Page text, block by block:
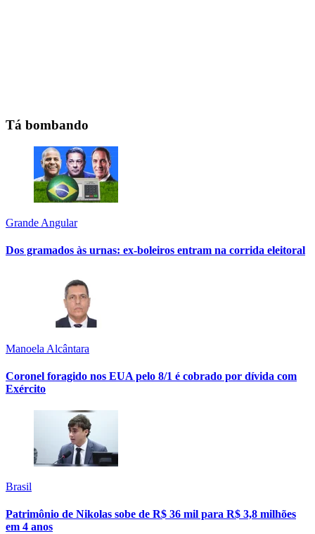
Tá bombando
Grande Angular
Dos gramados às urnas: ex-boleiros entram na corrida eleitoral
Manoela Alcântara
Coronel foragido nos EUA pelo 8/1 é cobrado por dívida com
Exército
Brasil
Patrimônio de Nikolas sobe de R$ 36 mil para R$ 3,8 milhões
em 4 anos